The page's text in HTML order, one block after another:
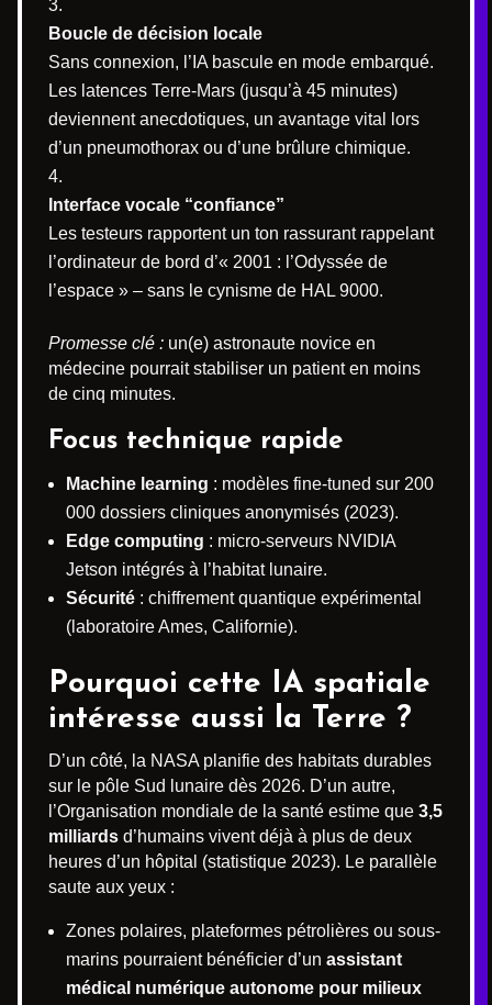
Boucle de décision locale
Sans connexion, l’IA bascule en mode embarqué.
Les latences Terre-Mars (jusqu’à 45 minutes)
deviennent anecdotiques, un avantage vital lors
d’un pneumothorax ou d’une brûlure chimique.
Interface vocale “confiance”
Les testeurs rapportent un ton rassurant rappelant
l’ordinateur de bord d’« 2001 : l’Odyssée de
l’espace » – sans le cynisme de HAL 9000.
Promesse clé : un(e) astronaute novice en
médecine pourrait stabiliser un patient en moins
de cinq minutes.
Focus technique rapide
Machine learning : modèles fine-tuned sur 200
000 dossiers cliniques anonymisés (2023).
Edge computing : micro-serveurs NVIDIA
Jetson intégrés à l’habitat lunaire.
Sécurité : chiffrement quantique expérimental
(laboratoire Ames, Californie).
Pourquoi cette IA spatiale
intéresse aussi la Terre ?
D’un côté, la NASA planifie des habitats durables
sur le pôle Sud lunaire dès 2026. D’un autre,
l’Organisation mondiale de la santé estime que 3,5
milliards d’humains vivent déjà à plus de deux
heures d’un hôpital (statistique 2023). Le parallèle
saute aux yeux :
Zones polaires, plateformes pétrolières ou sous-
marins pourraient bénéficier d’un assistant
médical numérique autonome pour milieux